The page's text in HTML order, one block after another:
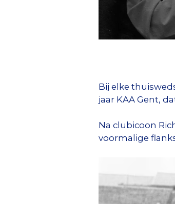
Bij elke
jaar KAA Gent,
Na clubicoon
voormalige